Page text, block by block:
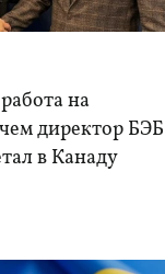
на
директор БЭБ
в Канаду